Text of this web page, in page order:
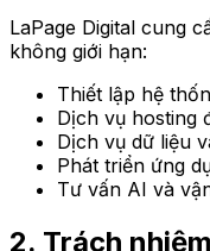
LaPage Digital cung
không giới hạn:
Thiết lập hệ
Dịch vụ hosting
Dịch vụ dữ liệu
Phát triển ứng
Tư vấn AI và
2. Trách